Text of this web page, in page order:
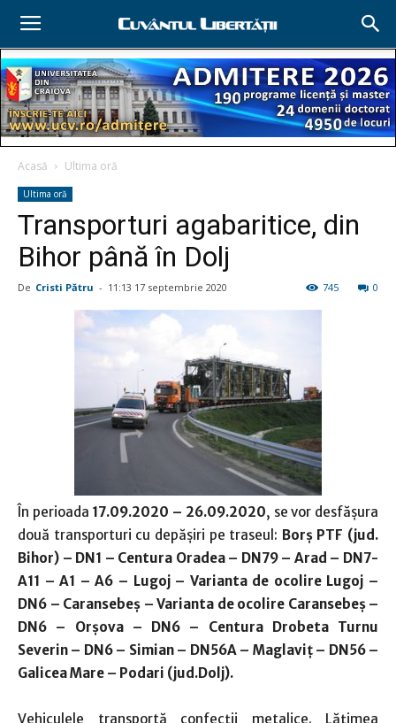
Acasă Ultima oră
Ultima oră
Transporturi agabaritice, din
Bihor până în Dolj
De Cristi Pătru - 11:13 17 septembrie 2020 0
745
În perioada 17.09.2020 – 26.09.2020, se vor desfășura
două transporturi cu depășiri pe traseul: Borș PTF (jud.
Bihor) – DN1 – Centura Oradea – DN79 – Arad – DN7-
A11 – A1 – A6 – Lugoj – Varianta de ocolire Lugoj –
DN6 – Caransebeș – Varianta de ocolire Caransebeș –
DN6 – Orșova – DN6 – Centura Drobeta Turnu
Severin – DN6 – Simian – DN56A – Maglaviț – DN56 –
Galicea Mare – Podari (jud.Dolj).
Vehiculele transportă confecții metalice. Lățimea